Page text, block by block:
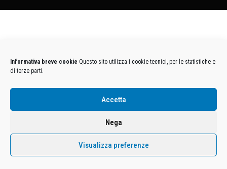
Informativa breve cookie Questo sito utilizza i cookie tecnici, per le statistiche e
di terze parti.
Accetta
Nega
Visualizza preferenze